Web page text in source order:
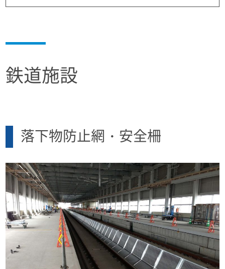
鉄道施設
落下物防止網・安全柵